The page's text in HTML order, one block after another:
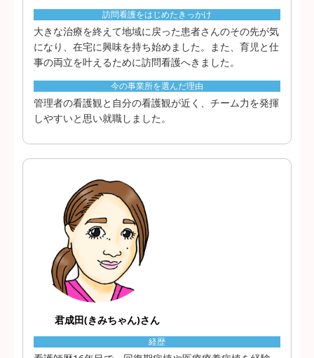
訪問看護をはじめたきっかけ
大きな治療を終えて地域に戻った患者さんのその先が気
になり、在宅に興味を持ち始めました。また、育児と仕
事の両立を叶えるために訪問看護へきました。
今の事業所を選んだ理由
管理者の看護観と自分の看護観が近く、チーム力を発揮
しやすいと思い就職しました。
君成田(きみちゃん)さん
経歴